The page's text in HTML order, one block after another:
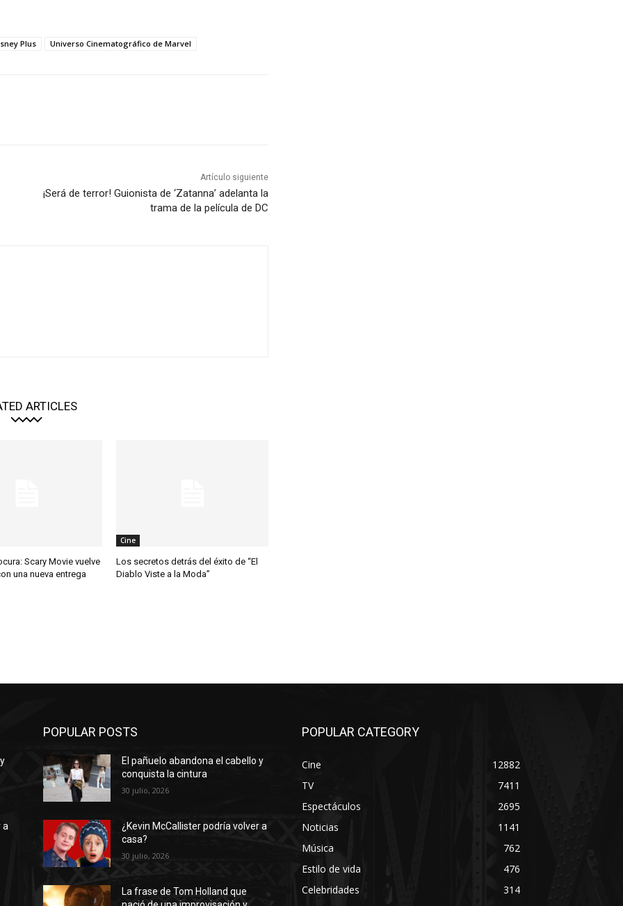
Plus Universo Cinematográfico de Marvel
Artículo siguiente
¡Será de terror! Guionista de ‘Zatanna’ adelanta la
trama de la película de DC
ARTICLES
Scary Movie vuelve
una nueva entrega
Cine
Los secretos detrás del éxito de “El
Diablo Viste a la Moda”
a
POPULAR POSTS
El pañuelo abandona el cabello y
conquista la cintura
30 julio, 2026
¿Kevin McCallister podría volver a
casa?
30 julio, 2026
La frase de Tom Holland que
POPULAR CATEGORY
Cine
12882
TV
7411
Espectáculos
2695
Noticias
1141
Música
762
Estilo de vida
476
Celebridades
314